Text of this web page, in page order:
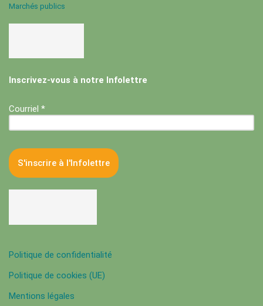
Marchés publics
Inscrivez-vous à notre Infolettre
Courriel *
Politique de confidentialité
Politique de cookies (UE)
Mentions légales